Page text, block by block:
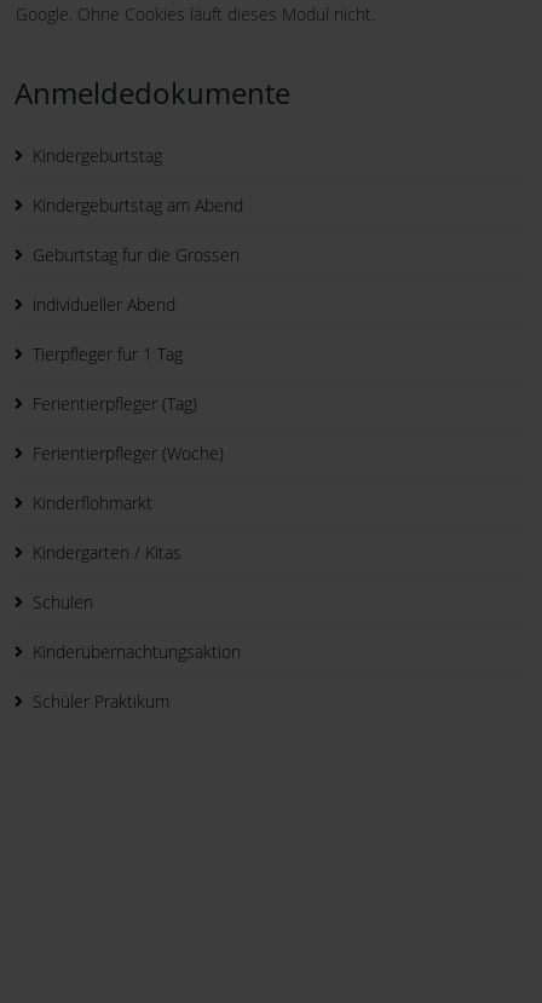
Google. Ohne Cookies läuft dieses Modul nicht.
Anmeldedokumente
Kindergeburtstag
Kindergeburtstag am Abend
Geburtstag fur die Grossen
individueller Abend
Tierpfleger fur 1 Tag
Ferientierpfleger (Tag)
Ferientierpfleger (Woche)
Kinderflohmarkt
Kindergarten / Kitas
Schulen
Kinderübernachtungsaktion
Schüler Praktikum